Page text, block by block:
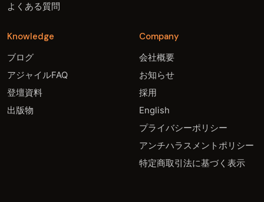
よくある質問
Knowledge
ブログ
アジャイルFAQ
登壇資料
出版物
Company
会社概要
お知らせ
採用
English
プライバシーポリシー
アンチハラスメントポリシー
特定商取引法に基づく表示